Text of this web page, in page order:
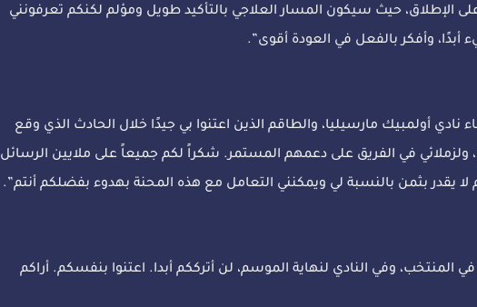
الإطلاق، حيث سيكون المسار العلاجي بالتأكيد طويل ومؤلم لكنكم تعرفونني
أبدًا، وأفكر بالفعل في العودة أقوى”.
أولمبيك مارسيليا، والطاقم الذين اعتنوا بي جيدًا خلال الحادث الذي وقع
في الفريق على دعمهم المستمر. شكراً لكم جميعاً على ملايين الرسائل
يقدر بثمن بالنسبة لي ويمكنني التعامل مع هذه المحنة بهدوء بفضلكم أنتم”.
المنتخب، وفي النادي لنهاية الموسم، لن أترككم أبدا. اعتنوا بنفسكم. أراكم